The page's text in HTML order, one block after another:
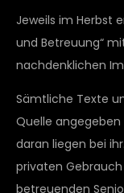
Jeweils im Herbst
und Betreuung“
nachdenklichen
Sämtliche Texte
Quelle angegeben
daran liegen bei
privaten
betreuenden